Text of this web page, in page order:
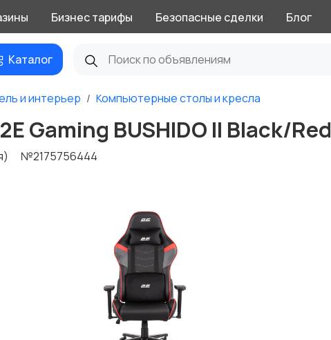
Бизнес тарифы Безопасные сделки Блог
Каталог
и интерьер Компьютерные столы и кресла
Gaming BUSHIDO II Black/Red
№2175756444